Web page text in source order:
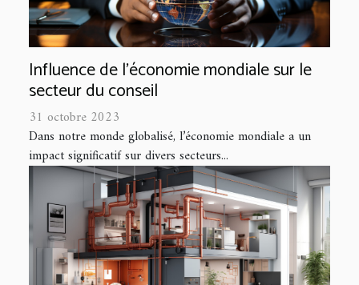
Influence de l'économie mondiale sur le
secteur du conseil
31 octobre 2023
Dans notre monde globalisé, l’économie mondiale a un
impact significatif sur divers secteurs...